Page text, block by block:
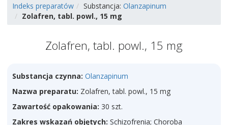
Indeks preparatów Substancja: Olanzapinum
Zolafren, tabl. powl., 15 mg
Zolafren, tabl. powl., 15 mg
Substancja czynna: Olanzapinum
Nazwa preparatu: Zolafren, tabl. powl., 15 mg
Zawartość opakowania: 30 szt.
Zakres wskazań objętych: Schizofrenia; Choroba